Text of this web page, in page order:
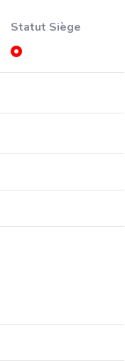
Statut Siège